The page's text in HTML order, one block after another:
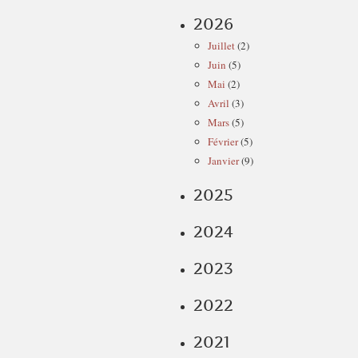
2026
Juillet(2)
Juin (5)
Mai (2)
Avril (3)
Mars(5)
Février(5)
Janvier(9)
2025
2024
2023
2022
2021